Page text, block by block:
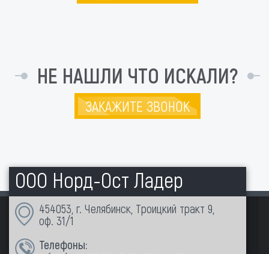
НЕ НАШЛИ ЧТО ИСКАЛИ?
ЗАКАЖИТЕ ЗВОНОК
ООО Норд-Ост Ладер
454053, г. Челябинск, Троицкий тракт 9,
оф. 31/1
Телефоны: